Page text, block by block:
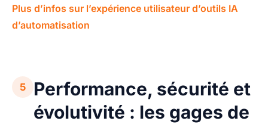
Plus d’infos sur l’expérience utilisateur d’outils IA
d’automatisation
5
Performance, sécurité et
évolutivité : les gages de